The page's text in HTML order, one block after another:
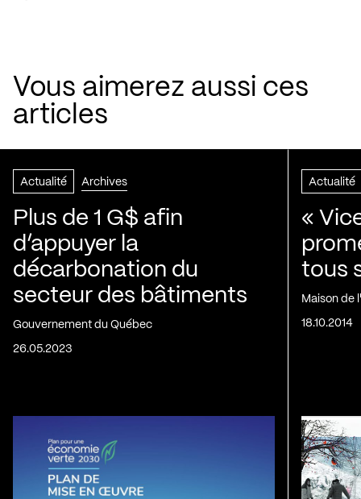
Vous aimerez aussi ces
articles
Actualité Archives
Plus de 1 G$ afin
d’appuyer la
décarbonation du
secteur des bâtiments
Gouvernement du Québec
26.05.2023
Actualité
«
tous
Maison de
18.10.2014